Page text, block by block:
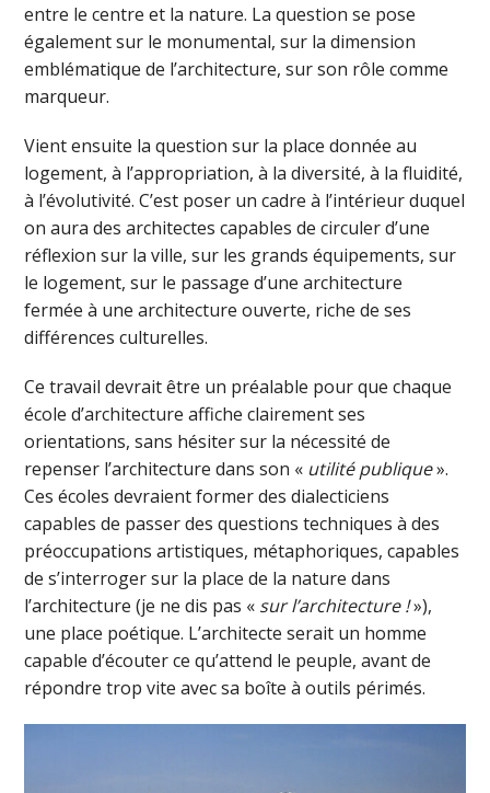
entre le centre et la nature. La question se pose
également sur le monumental, sur la dimension
emblématique de l’architecture, sur son rôle comme
marqueur.
Vient ensuite la question sur la place donnée au
logement, à l’appropriation, à la diversité, à la fluidité,
à l’évolutivité. C’est poser un cadre à l’intérieur duquel
on aura des architectes capables de circuler d’une
réflexion sur la ville, sur les grands équipements, sur
le logement, sur le passage d’une architecture
fermée à une architecture ouverte, riche de ses
différences culturelles.
Ce travail devrait être un préalable pour que chaque
école d’architecture affiche clairement ses
orientations, sans hésiter sur la nécessité de
repenser l’architecture dans son « utilité publique».
Ces écoles devraient former des dialecticiens
capables de passer des questions techniques à des
préoccupations artistiques, métaphoriques, capables
de s’interroger sur la place de la nature dans
l’architecture (je ne dis pas « sur l’architecture !»),
une place poétique. L’architecte serait un homme
capable d’écouter ce qu’attend le peuple, avant de
répondre trop vite avec sa boîte à outils périmés.